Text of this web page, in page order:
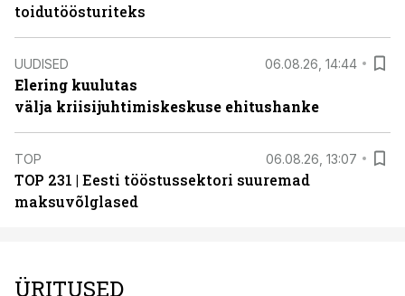
toidutöösturiteks
UUDISED 06.08.26, 14:44
Elering kuulutas
välja kriisijuhtimiskeskuse ehitushanke
TOP 06.08.26, 13:07
TOP 231 | Eesti tööstussektori suuremad
maksuvõlglased
ÜRITUSED